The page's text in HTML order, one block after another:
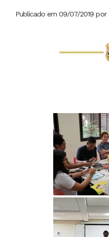
Publicado em 09/07/2019 por